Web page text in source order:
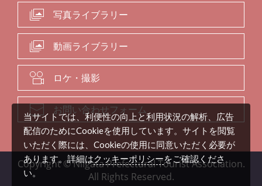
写真ライブラリー
動画ライブラリー
ロケ・撮影
お問い合わせフォーム
Copyright © Niigata Prefectural Tourist Association.
All Rights Reserved.
当サイトでは、利便性の向上と利用状況の解析、広告
配信のためにCookieを使用しています。サイトを閲覧
いただく際には、Cookieの使用に同意いただく必要が
あります。詳細はクッキーポリシーをご確認くださ
い。